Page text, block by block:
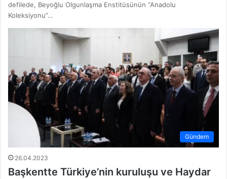
defilede, Beyoğlu Olgunlaşma Enstitüsünün “Anadolu
Koleksiyonu”…
Gündem
26.04.2023
Başkentte Türkiye’nin kuruluşu ve Haydar